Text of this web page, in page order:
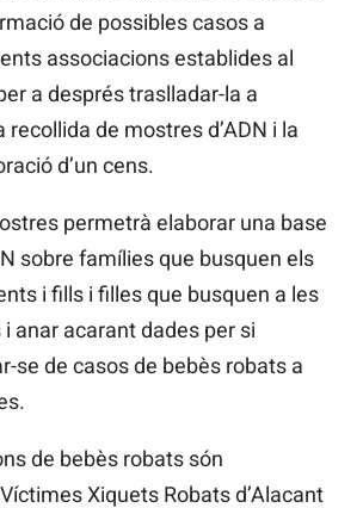
de possibles casos a
associacions establides al
a després traslladar-la a
recollida de mostres d’ADN i la
d’un cens.
permetrà elaborar una base
sobre famílies que busquen els
i fills i filles que busquen a les
anar acarant dades per si
se de casos de bebès robats a
de bebès robats són
Xiquets Robats d’Alacant